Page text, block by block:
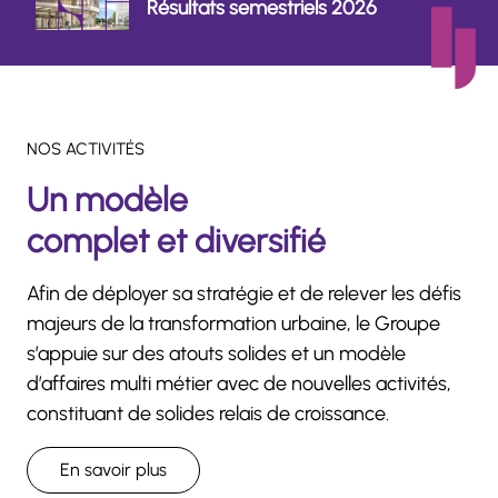
Résultats semestriels 2026
NOS ACTIVITÉS
Un modèle
complet et diversifié
Afin de déployer sa stratégie et de relever les défis
majeurs de la transformation urbaine, le Groupe
s’appuie sur des atouts solides et un modèle
d’affaires multi métier avec de nouvelles activités,
constituant de solides relais de croissance.
En savoir plus